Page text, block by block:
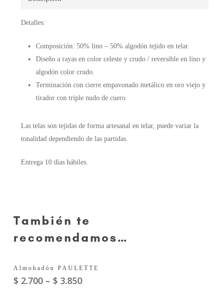
Detalles:
Composición: 50% lino – 50% algodón tejido en telar.
Diseño a rayas en color celeste y crudo / reversible en lino y
algodón color crudo.
Terminación con cierre empavonado metálico en oro viejo y
tirador con triple nudo de cuero
Las telas son tejidas de forma artesanal en telar, puede variar la
tonalidad dependiendo de las partidas.
Entrega 10 días hábiles.
También te
recomendamos…
Seleccionar Opciones
Almohadón PAULETTE
$ 2.700– $ 3.850